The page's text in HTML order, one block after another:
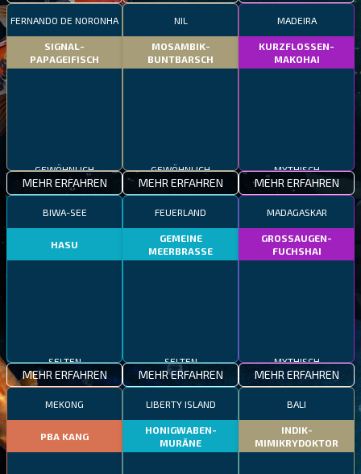
FERNANDO DE NORONHA
SIGNAL-
PAPAGEIFISCH
MEHR ERFAHREN
NIL
MOSAMBIK-
BUNTBARSCH
MEHR ERFAHREN
MADEIRA
KURZFLOSSEN-
MAKOHAI
MEHR ERFAHREN
BIWA-SEE
HASU
MEHR ERFAHREN
FEUERLAND
GEMEINE
MEERBRASSE
MEHR ERFAHREN
MADAGASKAR
GROSSAUGEN-
FUCHSHAI
MEHR ERFAHREN
MEKONG
PBA KANG
LIBERTY ISLAND
HONIGWABEN-
MURÄNE
BALI
INDIK-
MIMIKRYDOKTOR